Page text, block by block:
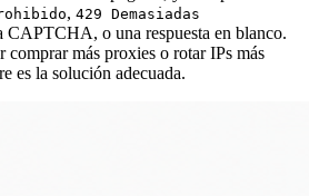
, 429 Demasiadas
CAPTCHA, o una respuesta en blanco.
comprar más proxies o rotar IPs más
es la solución adecuada.